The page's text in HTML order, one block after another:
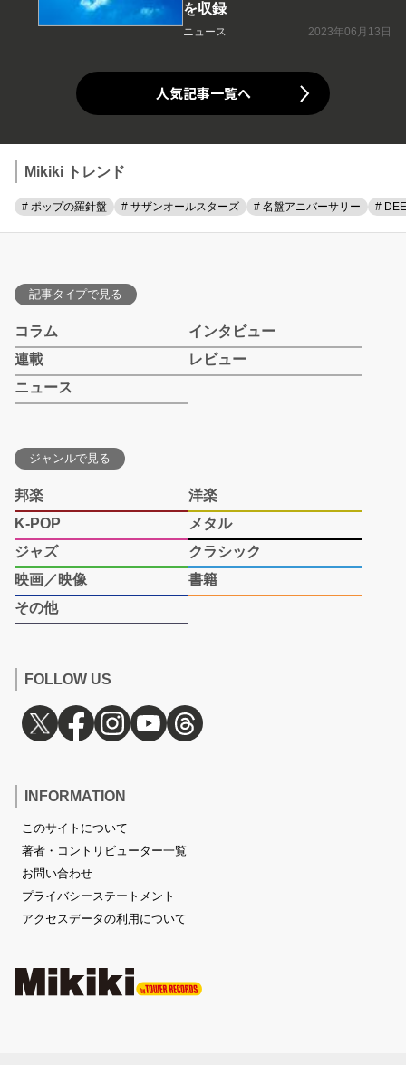
を収録
ニュース 2023年06月13日
人気記事一覧へ
Mikiki トレンド
# ポップの羅針盤 # サザンオールスターズ # 名盤アニバーサリー #
記事タイプで見る
コラム
インタビュー
連載
レビュー
ニュース
ジャンルで見る
邦楽
洋楽
K-POP
メタル
ジャズ
クラシック
映画／映像
書籍
その他
FOLLOW US
INFORMATION
このサイトについて
著者・コントリビューター一覧
お問い合わせ
プライバシーステートメント
アクセスデータの利用について